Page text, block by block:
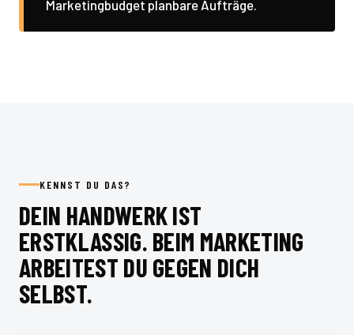
Marketingbudget planbare Aufträge.
KENNST DU DAS?
DEIN HANDWERK IST
ERSTKLASSIG. BEIM MARKETING
ARBEITEST DU GEGEN DICH
SELBST.